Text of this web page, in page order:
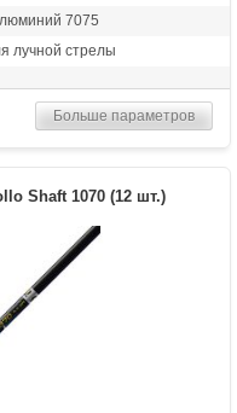
7075
лучной стрелы
Больше параметров
Shaft 1070 (12 шт.)